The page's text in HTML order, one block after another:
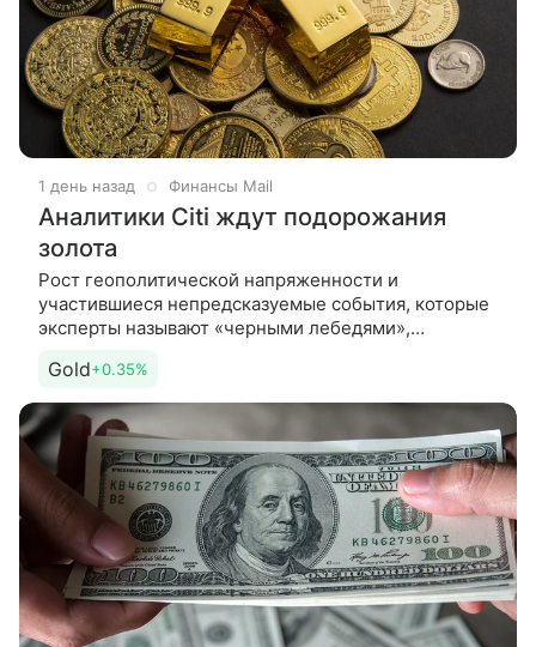
1 день назад Финансы Mail
Аналитики Citi ждут подорожания
золота
Рост геополитической напряженности и
участившиеся непредсказуемые события, которые
эксперты называют «черными лебедями»,
золота на длинную дистанцию, даже несмотря
Gold+0.35%